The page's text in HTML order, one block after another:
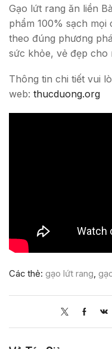
Gạo lứt rang ăn liền
phẩm 100% sạch
theo đúng phương
sức khỏe, vẻ đẹp cho
Thông tin chi tiết vui
web: thucduong.org
Các thẻ: gạo lứt rang,